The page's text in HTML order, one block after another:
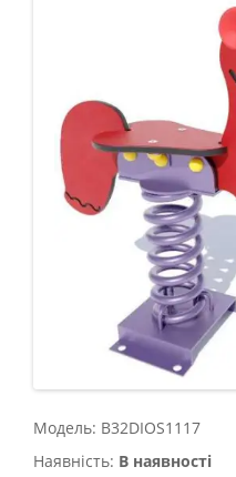
Модель: B32DIOS1117
Наявність: В наявності